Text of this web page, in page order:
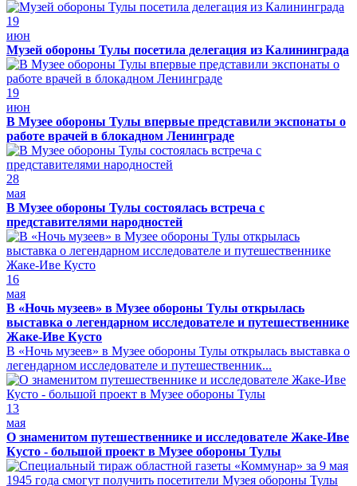
19
июн
Музей обороны Тулы посетила делегация из Калининграда
19
июн
В Музее обороны Тулы впервые представили экспонаты о
работе врачей в блокадном Ленинграде
28
мая
В Музее обороны Тулы состоялась встреча с
представителями народностей
16
мая
В «Ночь музеев» в Музее обороны Тулы открылась
выставка о легендарном исследователе и путешественнике
Жаке-Иве Кусто
В «Ночь музеев» в Музее обороны Тулы открылась выставка о
легендарном исследователе и путешественник...
13
мая
О знаменитом путешественнике и исследователе Жаке-Иве
Кусто - большой проект в Музее обороны Тулы